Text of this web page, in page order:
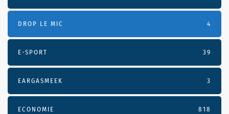
DROP LE MIC 4
E-SPORT 39
EARGASMEEK 3
ECONOMIE 818